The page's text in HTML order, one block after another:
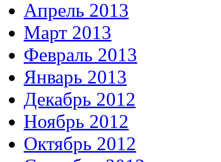
Апрель 2013
Март 2013
Февраль 2013
Январь 2013
Декабрь 2012
Ноябрь 2012
Октябрь 2012